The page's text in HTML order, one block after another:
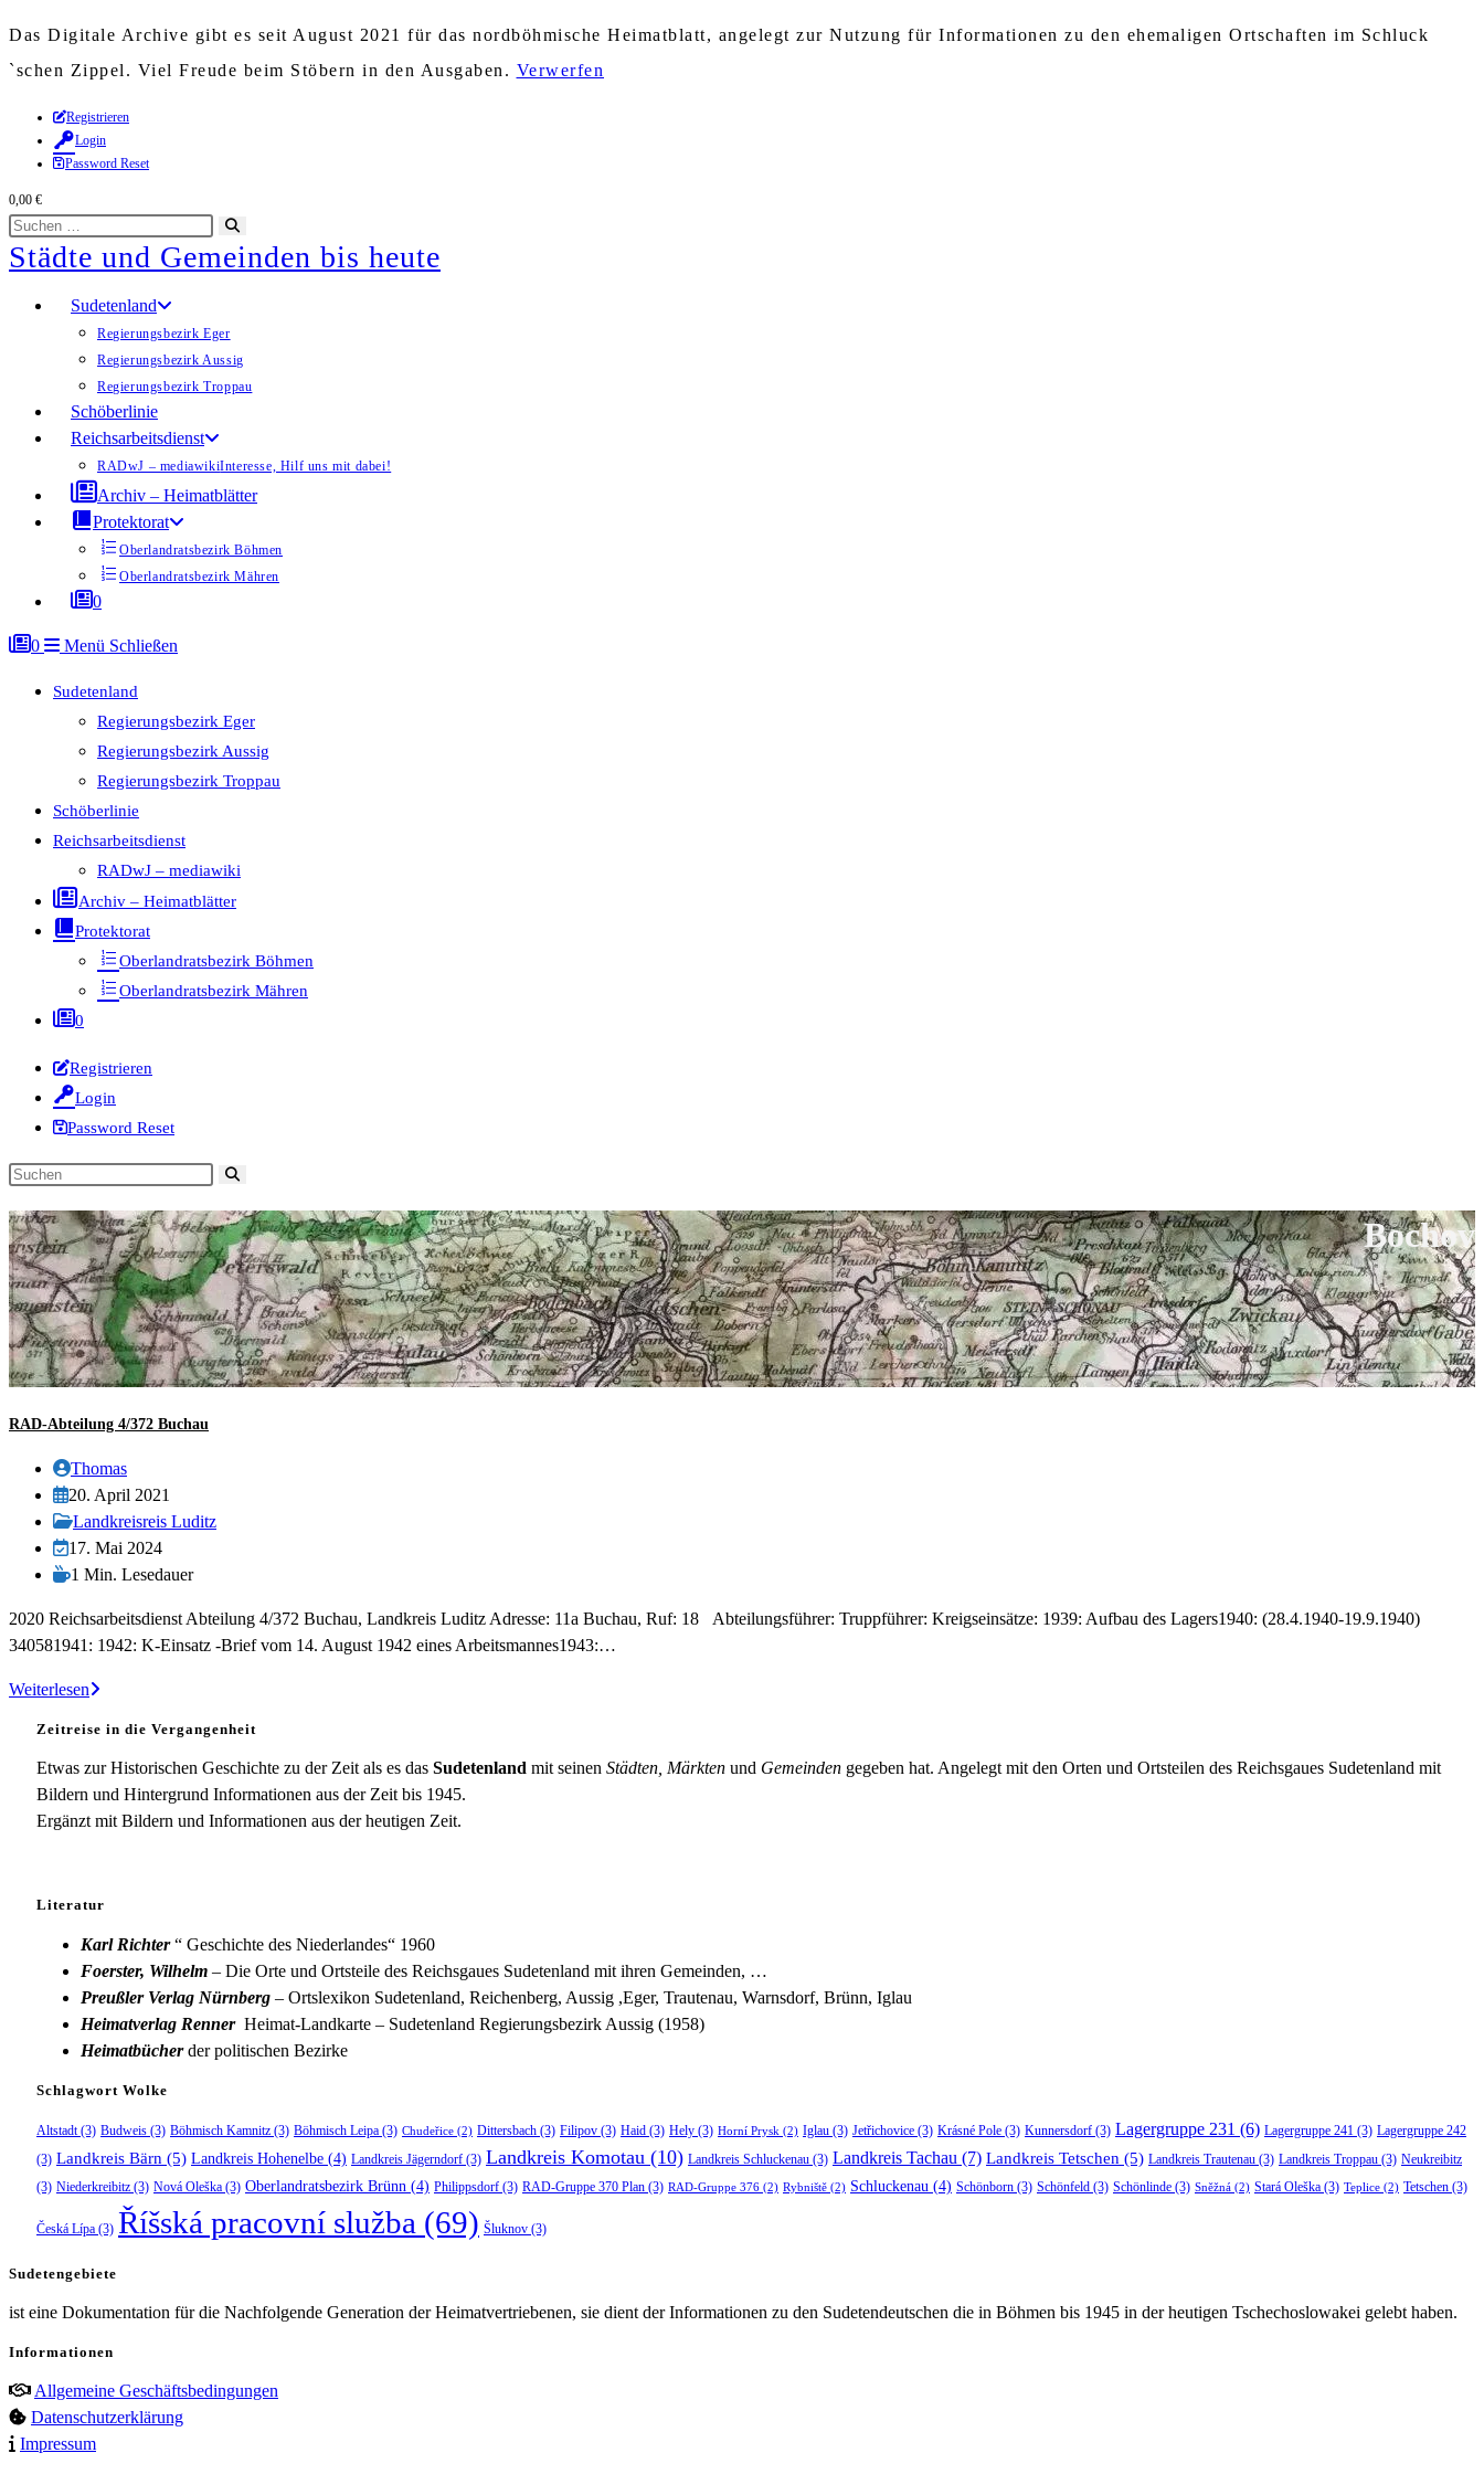
Das Digitale Archive gibt es seit August 2021 für das nordböhmische Heimatblatt, angelegt zur Nutzung für Informationen zu den ehemaligen Ortschaften im Schluck
`schen Zippel. Viel Freude beim Stöbern in den Ausgaben. Verwerfen
Zum
Inhalt
springen
Registrieren
Login
Password Reset
0,00 €
Diese
Website
durchsuchen
starten
Städte und Gemeinden bis heute
Sudetenland
Regierungsbezirk Eger
Regierungsbezirk Aussig
Regierungsbezirk Troppau
Schöberlinie
Reichsarbeitsdienst
RADwJ – mediawikiInteresse, Hilf uns mit dabei!
Archiv – Heimatblätter
Protektorat
Oberlandratsbezirk Böhmen
Oberlandratsbezirk Mähren
0
0 Menü Schließen
Sudetenland
Regierungsbezirk Eger
Regierungsbezirk Aussig
Regierungsbezirk Troppau
Schöberlinie
Reichsarbeitsdienst
RADwJ – mediawiki
Archiv – Heimatblätter
Protektorat
Oberlandratsbezirk Böhmen
Oberlandratsbezirk Mähren
0
Registrieren
Login
Password Reset
Diese
durchsuchen
Bochov
RAD-Abteilung 4/372 Buchau
Beitrags-
Autor:
Thomas
Beitrag
veröffentlicht:
20. April 2021
Beitrags-
Kategorie:
Landkreisreis Luditz
Beitrag
zuletzt
am:
17. Mai 2024
Lesedauer:
1 Min. Lesedauer
2020 Reichsarbeitsdienst Abteilung 4/372 Buchau, Landkreis Luditz Adresse: 11a Buchau, Ruf: 18 Abteilungsführer: Truppführer: Kreigseinsätze: 1939: Aufbau des Lagers1940: (28.4.1940-19.9.1940)
340581941: 1942: K-Einsatz -Brief vom 14. August 1942 eines Arbeitsmannes1943:…
WeiterlesenRAD-
Buchau
Zeitreise in die Vergangenheit
Etwas zur Historischen Geschichte zu der Zeit als es das Sudetenland mit seinen Städten, Märkten und Gemeinden gegeben hat. Angelegt mit den Orten und Ortsteilen des Reichsgaues Sudetenland mit
Bildern und Hintergrund Informationen aus der Zeit bis 1945.
Ergänzt mit Bildern und Informationen aus der heutigen Zeit.
Literatur
Karl Richter“ Geschichte des Niederlandes“ 1960
Foerster, Wilhelm – Die Orte und Ortsteile des Reichsgaues Sudetenland mit ihren Gemeinden, …
Preußler Verlag Nürnberg – Ortslexikon Sudetenland, Reichenberg, Aussig ,Eger, Trautenau, Warnsdorf, Brünn, Iglau
Heimatverlag Renner Heimat-Landkarte – Sudetenland Regierungsbezirk Aussig (1958)
Heimatbücherder politischen Bezirke
Schlagwort Wolke
Altstadt(3) Budweis (3) Böhmisch Kamnitz (3) Böhmisch Leipa (3) Chudeřice (2) Dittersbach (3) Filipov (3) Haid (3) Hely (3) Horní Prysk (2) Iglau (3) Jetřichovice (3) Krásné Pole (3) Kunnersdorf (3) Lagergruppe 231 (6) Lagergruppe 241 (3) Lagergruppe 242
(3) Landkreis Bärn (5) Landkreis Hohenelbe (4) Landkreis Jägerndorf (3) Landkreis Komotau (10) Landkreis Schluckenau (3) Landkreis Tachau (7) Landkreis Tetschen (5) Landkreis Trautenau (3) Landkreis Troppau (3) Neukreibitz
(3) Niederkreibitz (3) Nová Oleška (3) Oberlandratsbezirk Brünn (4) Philippsdorf (3) RAD-Gruppe 370 Plan (3) RAD-Gruppe 376 (2) Rybniště (2) Schluckenau (4) Schönborn (3) Schönfeld (3) Schönlinde (3) Sněžná (2) Stará Oleška (3) Teplice (2) Tetschen (3)
Česká Lípa (3) Říšská pracovní služba (69) Šluknov (3)
Sudetengebiete
ist eine Dokumentation für die Nachfolgende Generation der Heimatvertriebenen, sie dient der Informationen zu den Sudetendeutschen die in Böhmen bis 1945 in der heutigen Tschechoslowakei gelebt haben.
Informationen
Allgemeine Geschäftsbedingungen
Datenschutzerklärung
Impressum